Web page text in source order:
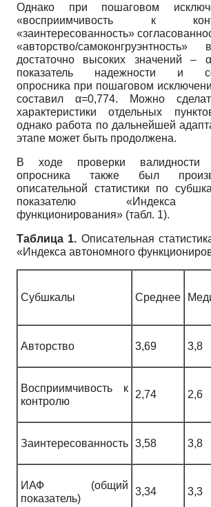
Однако при пошаговом
«восприимчивость к
«заинтересованность»
«авторство/
достаточно высоких значений –
показатель надежности и
опросника при пошаговом
составил α=0,774. Можно
характеристики отдельных
однако работа по дальнейшей
этапе может быть продолжена.
В ходе проверки валидности
опросника также был
описательной статистики по
показателю «Индекса
функционирования» (табл. 1).
Таблица 1. Описательная
«Индекса автономного
Субшкалы Среднее
Авторство 3,69 3,8
Восприимчивость к
контролю
2,74 2,6
Заинтересованность 3,58 3,8
ИАФ (общий
показатель)
3,34 3,3